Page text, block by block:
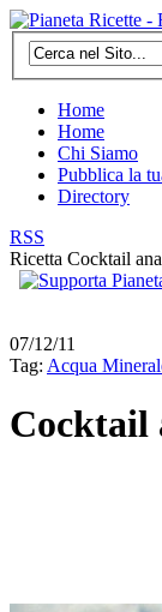
Home
Home
Chi Siamo
Pubblica la
Directory
RSS
Ricetta Cocktail
07/12/11
Tag: Acqua
Cocktail